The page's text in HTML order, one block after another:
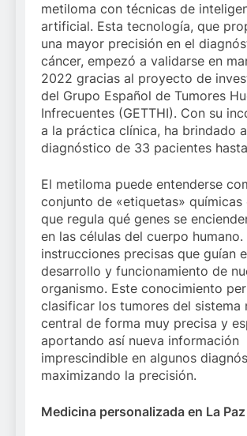
metiloma con técnicas de
artificial. Esta tecnología, que
una mayor precisión en el
cáncer, empezó a validarse en
2022 gracias al proyecto de
del Grupo Español de Tumores
Infrecuentes (GETTHI). Con su
a la práctica clínica, ha brindado
diagnóstico de 33 pacientes
El metiloma puede entenderse
conjunto de «etiquetas» químicas
que regula qué genes se
en las células del cuerpo humano.
instrucciones precisas que guían
desarrollo y funcionamiento de
organismo. Este conocimiento
clasificar los tumores del sistema
central de forma muy precisa y
aportando así nueva información
imprescindible en algunos
maximizando la precisión.
Medicina personalizada en La Paz